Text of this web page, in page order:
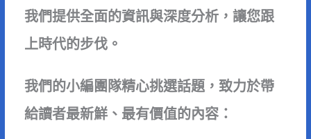
我們提供全面的資訊與深度分析，讓您跟
上時代的步伐。
我們的小編團隊精心挑選話題，致力於帶
給讀者最新鮮、最有價值的內容：